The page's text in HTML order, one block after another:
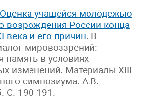
Оценка учащейся молодежью
возрождения России конца
века и его причин. В
мировоззрений:
память в условиях
изменений. Материалы XIII
симпозиума. А.В.
С. 190-191.